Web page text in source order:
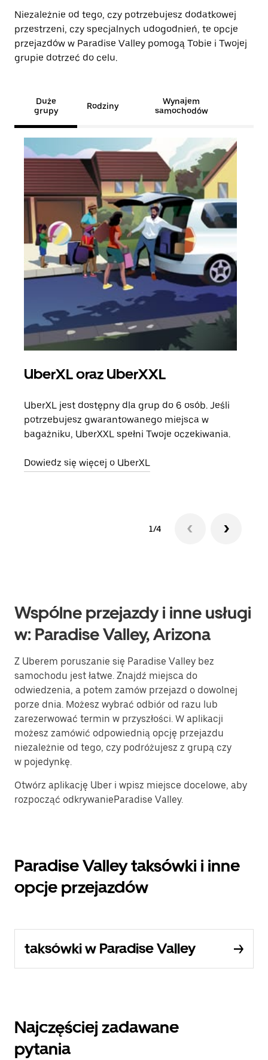
Niezależnie od tego, czy potrzebujesz dodatkowej
przestrzeni, czy specjalnych udogodnień, te opcje
przejazdów w Paradise Valley pomogą Tobie i Twojej
grupie dotrzeć do celu.
Duże
grupy
Rodziny
Wynajem
samochodów
UberXL oraz UberXXL
UberXL jest dostępny dla grup do 6 osób. Jeśli
potrzebujesz gwarantowanego miejsca w
bagażniku, UberXXL spełni Twoje oczekiwania.
Dowiedz się więcej o UberXL
1/4
Wspólne przejazdy i inne usługi
w: Paradise Valley, Arizona
Z Uberem poruszanie się Paradise Valley bez
samochodu jest łatwe. Znajdź miejsca do
odwiedzenia, a potem zamów przejazd o dowolnej
porze dnia. Możesz wybrać odbiór od razu lub
zarezerwować termin w przyszłości. W aplikacji
możesz zamówić odpowiednią opcję przejazdu
niezależnie od tego, czy podróżujesz z grupą czy
w pojedynkę.
Otwórz aplikację Uber i wpisz miejsce docelowe, aby
rozpocząć odkrywanieParadise Valley.
Paradise Valley taksówki i inne
opcje przejazdów
taksówki w Paradise Valley
Najczęściej zadawane
pytania